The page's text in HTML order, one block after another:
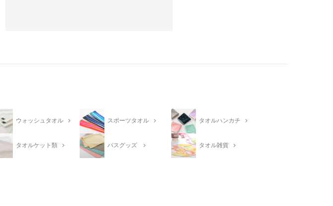
ウォッシュタオル スポーツタオル タオルハンカチ
タオルケット類 バスグッズ タオル雑貨